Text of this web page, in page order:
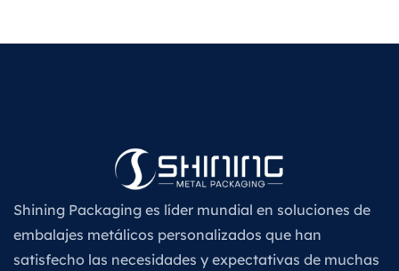
Shining Packaging es líder mundial en soluciones de
embalajes metálicos personalizados que han
satisfecho las necesidades y expectativas de muchas